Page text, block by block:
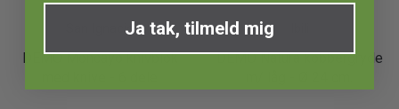
San Ignacio
DEMO Moncayo knivblok
DEMO Natura kobbergryde
Ja tak, tilmeld mig